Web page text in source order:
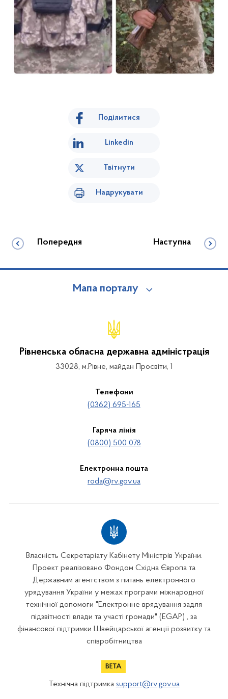
Поділитися
Linkedin
Твітнути
Надрукувати
Попередня Наступна
Мапа порталу
Рівненська обласна державна адміністрація
33028, м.Рівне, майдан Просвіти, 1
Телефони
(0362) 695-165
Гаряча лінія
(0800) 500 078
Електронна пошта
roda@rv.gov.ua
Власність Секретаріату Кабінету Міністрів України.
Проект реалізовано Фондом Східна Європа та
Державним агентством з питань електронного
урядування України у межах програми міжнародної
технічної допомоги "Електронне врядування задля
підзвітності влади та участі громади" (EGAP) , за
фінансової підтримки Швейцарської агенції розвитку та
співробітництва
Технічна підтримка support@rv.gov.ua